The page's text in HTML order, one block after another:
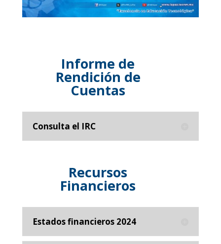
Informe de
Rendición de
Cuentas
Consulta el IRC
Recursos
Financieros
Estados financieros 2024